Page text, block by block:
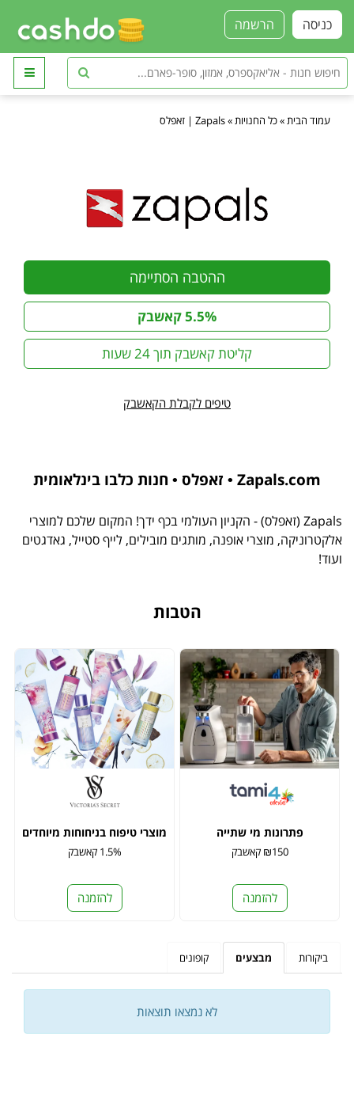
הרשמה כניסה
עמוד הבית »כל החנויות »Zapals | זאפלס
ההטבה הסתיימה
5.5% קאשבק
קליטת קאשבק תוך 24 שעות
טיפים לקבלת הקאשבק
Zapals.com • זאפלס • חנות כלבו בינלאומית
Zapals (זאפלס) - הקניון העולמי בכף ידך! המקום שלכם למוצרי
אלקטרוניקה, מוצרי אופנה, מותגים מובילים, לייף סטייל, גאדגטים
ועוד!
הטבות
פתרונות מי שתייה
₪150 קאשבק
להזמנה
מוצרי טיפוח בניחוחות מיוחדים
1.5% קאשבק
להזמנה
ביקורות מבצעים קופונים
לא נמצאו תוצאות